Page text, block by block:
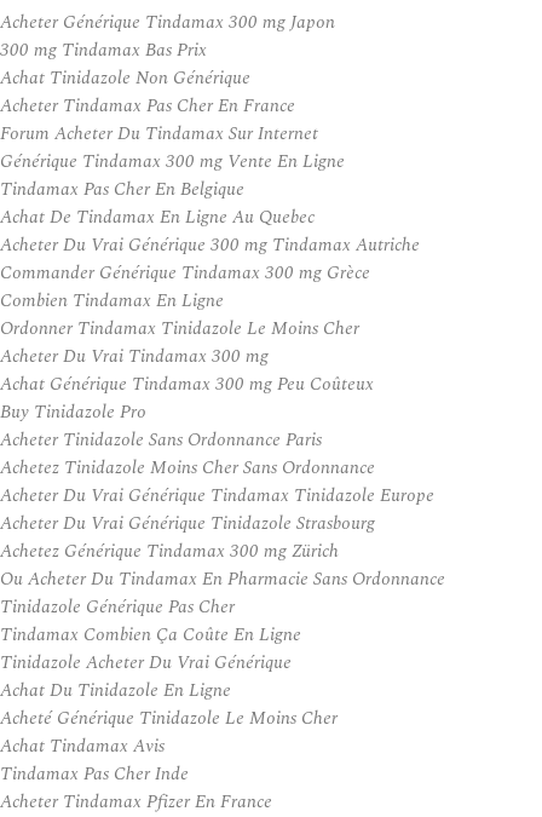
Acheter Générique Tindamax 300 mg Japon
300 mg Tindamax Bas Prix
Achat Tinidazole Non Générique
Acheter Tindamax Pas Cher En France
Forum Acheter Du Tindamax Sur Internet
Générique Tindamax 300 mg Vente En Ligne
Tindamax Pas Cher En Belgique
Achat De Tindamax En Ligne Au Quebec
Acheter Du Vrai Générique 300 mg Tindamax Autriche
Commander Générique Tindamax 300 mg Grèce
Combien Tindamax En Ligne
Ordonner Tindamax Tinidazole Le Moins Cher
Acheter Du Vrai Tindamax 300 mg
Achat Générique Tindamax 300 mg Peu Coûteux
Buy Tinidazole Pro
Acheter Tinidazole Sans Ordonnance Paris
Achetez Tinidazole Moins Cher Sans Ordonnance
Acheter Du Vrai Générique Tindamax Tinidazole Europe
Acheter Du Vrai Générique Tinidazole Strasbourg
Achetez Générique Tindamax 300 mg Zürich
Ou Acheter Du Tindamax En Pharmacie Sans Ordonnance
Tinidazole Générique Pas Cher
Tindamax Combien Ça Coûte En Ligne
Tinidazole Acheter Du Vrai Générique
Achat Du Tinidazole En Ligne
Acheté Générique Tinidazole Le Moins Cher
Achat Tindamax Avis
Tindamax Pas Cher Inde
Acheter Tindamax Pfizer En France